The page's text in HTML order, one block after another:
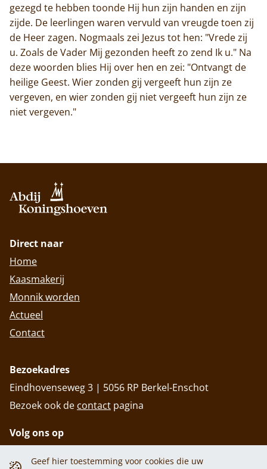
Geef hier toestemming voor cookies die uw
gezegd te hebben toonde Hij hun zijn handen en zijn
zijde. De leerlingen waren vervuld van vreugde toen zij
de Heer zagen. Nogmaals zei Jezus tot hen: "Vrede zij
u. Zoals de Vader Mij gezonden heeft zo zend Ik u." Na
deze woorden blies Hij over hen en zei: "Ontvangt de
heilige Geest. Wier zonden gij vergeeft hun zijn ze
vergeven, en wier zonden gij niet vergeeft hun zijn ze
niet vergeven."
Direct naar
Home
Kaasmakerij
Monnik worden
Actueel
Contact
Bezoekadres
Eindhovenseweg 3 | 5056 RP Berkel-Enschot
Bezoek ook de contact pagina
Volg ons op